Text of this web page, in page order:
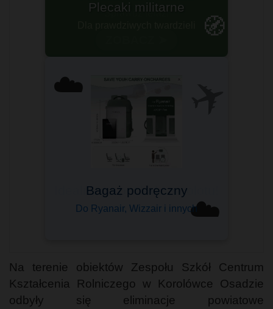
🧭
Sprawdź teraz!
☁️
☁️
Bagaż podręczny
Do Ryanair, Wizzair i innych
Na terenie obiektów Zespołu Szkół Centrum
Kształcenia Rolniczego w Korolówce Osadzie
odbyły się eliminacje powiatowe